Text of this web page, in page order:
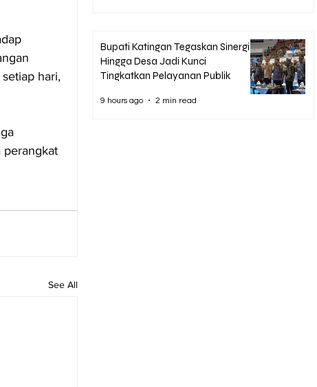
hari,
perangkat
See All
Bupati Katingan Tegaskan Sinergi
Hingga Desa Jadi Kunci
Tingkatkan Pelayanan Publik
9 hours ago 2 min read